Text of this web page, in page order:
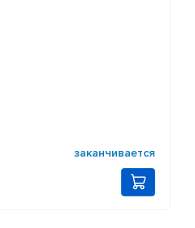
заканчивается